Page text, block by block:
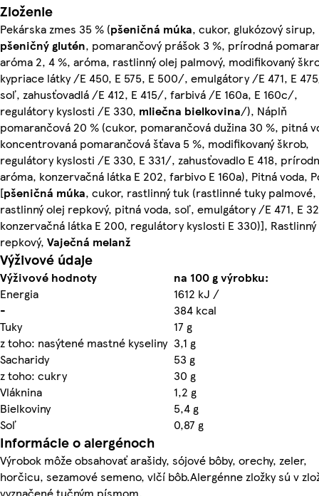
Zloženie
Pekárska zmes 35 % (pšeničná múka, cukor, glukózový sirup,
pšeničnýglutén, pomarančový prášok 3 %, prírodná
aróma 2, 4 %, aróma, rastlinný olej palmový, modifikovaný
kypriace látky /E 450, E 575, E 500/, emulgátory /E 471, E
soľ, zahusťovadlá /E 412, E 415/, farbivá /E 160a, E 160c/,
regulátory kyslosti /E 330, mliečna bielkovina/), Náplň
pomarančová 20 % (cukor, pomarančová dužina 30 %, pitná
koncentrovaná pomarančová šťava 5 %, modifikovaný škrob,
regulátory kyslosti /E 330, E 331/, zahusťovadlo E 418,
aróma, konzervačná látka E 202, farbivo E 160a), Pitná voda,
[pšeničná múka, cukor, rastlinný tuk (rastlinné tuky palmové,
rastlinný olej repkový, pitná voda, soľ, emulgátory /E 471, E
konzervačná látka E 200, regulátory kyslosti E 330)],
repkový, Vaječná melanž
Výživové údaje
Výživové hodnoty
na 100 g výrobku:
Energia
1612 kJ /
-
384 kcal
Tuky
17 g
z toho: nasýtené mastné kyseliny 3,1 g
Sacharidy
53 g
z toho: cukry
30 g
Vláknina
1,2 g
Bielkoviny
5,4 g
Soľ
0,87 g
Informácie o alergénoch
Výrobok môže obsahovať arašidy, sójové bôby, orechy, zeler,
horčicu, sezamové semeno, vlčí bôb.Alergénne zložky sú v
vyznačené tučným písmom.